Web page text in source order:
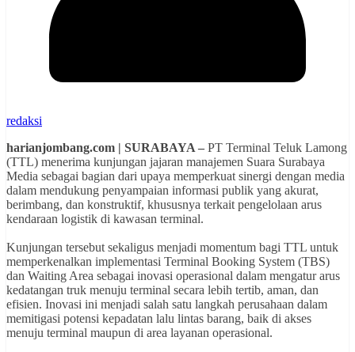
redaksi
harianjombang.com | SURABAYA – PT Terminal Teluk Lamong
(TTL) menerima kunjungan jajaran manajemen Suara Surabaya
Media sebagai bagian dari upaya memperkuat sinergi dengan media
dalam mendukung penyampaian informasi publik yang akurat,
berimbang, dan konstruktif, khususnya terkait pengelolaan arus
kendaraan logistik di kawasan terminal.
Kunjungan tersebut sekaligus menjadi momentum bagi TTL untuk
memperkenalkan implementasi Terminal Booking System (TBS)
dan Waiting Area sebagai inovasi operasional dalam mengatur arus
kedatangan truk menuju terminal secara lebih tertib, aman, dan
efisien. Inovasi ini menjadi salah satu langkah perusahaan dalam
memitigasi potensi kepadatan lalu lintas barang, baik di akses
menuju terminal maupun di area layanan operasional.